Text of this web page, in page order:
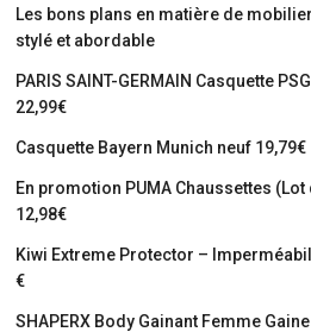
Les bons plans en matière de
stylé et abordable
PARIS SAINT-GERMAIN Casquette
22,99€
Casquette Bayern Munich neuf 19,79€
En promotion PUMA Chaussettes (Lot
12,98€
Kiwi Extreme Protector –
€
SHAPERX Body Gainant Femme